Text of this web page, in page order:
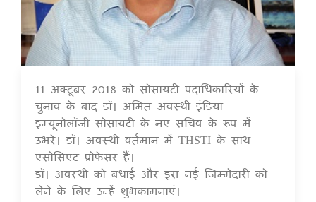
16 Jul 2020
11 अक्टूबर 2018 को सोसायटी पदाधिकारियों के
चुनाव के बाद डॉ। अमित अवस्थी इंडिया
इम्यूनोलॉजी सोसायटी के नए सचिव के रूप में
उभरे। डॉ। अवस्थी वर्तमान में THSTI के साथ
एसोसिएट प्रोफेसर हैं।
डॉ। अवस्थी को बधाई और इस नई जिम्मेदारी को
लेने के लिए उन्हें शुभकामनाएं।